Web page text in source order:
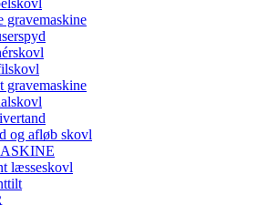
gravemaskine
gravemaskine
og afløb skovl
læsseskovl